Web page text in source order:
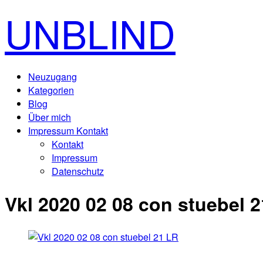
UNBLIND
Neuzugang
Kategorien
Blog
Über mich
Impressum Kontakt
Kontakt
Impressum
Datenschutz
Vkl 2020 02 08 con stuebel